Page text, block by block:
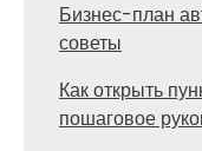
Бизнес-план
советы
Как открыть
пошаговое